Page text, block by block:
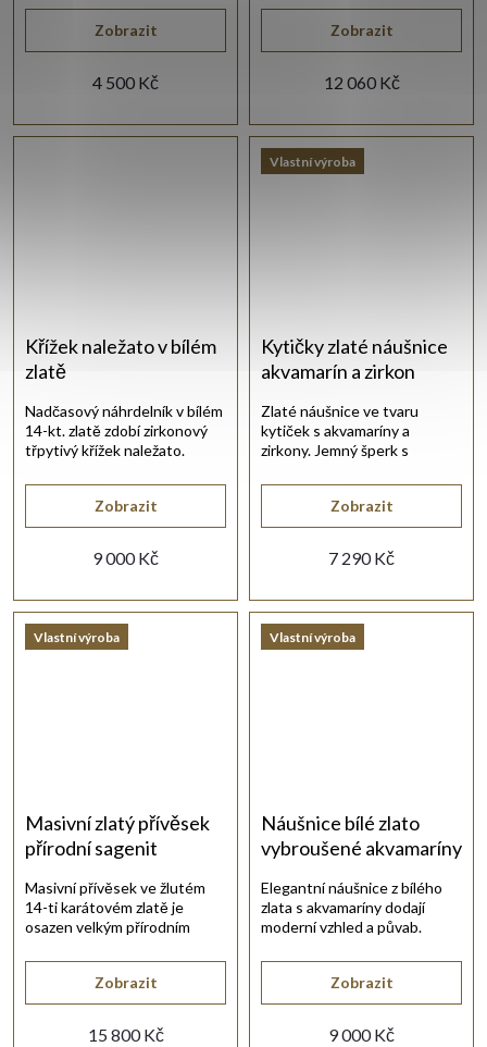
4 500 Kč
Zobrazit
12 060 Kč
Zobrazit
Křížek naležato v bílém
zlatě
9 000 Kč
Zobrazit
Nadčasový náhrdelník v bílém
14-kt. zlatě zdobí zirkonový
třpytivý křížek naležato.
Vlastní výroba
Kytičky zlaté náušnice
akvamarín a zirkon
7 290 Kč
Zobrazit
Zlaté náušnice ve tvaru
kytiček s akvamaríny a
zirkony. Jemný šperk s
zapínáním.
Vlastní výroba
Masivní zlatý přívěsek
přírodní sagenit
15 800 Kč
Zobrazit
Masivní přívěsek ve žlutém
14-ti karátovém zlatě je
osazen velkým přírodním
Vlastní výroba
Náušnice bílé zlato
vybroušené akvamaríny
9 000 Kč
Zobrazit
Elegantní náušnice z bílého
zlata s akvamaríny dodají
moderní vzhled a půvab.